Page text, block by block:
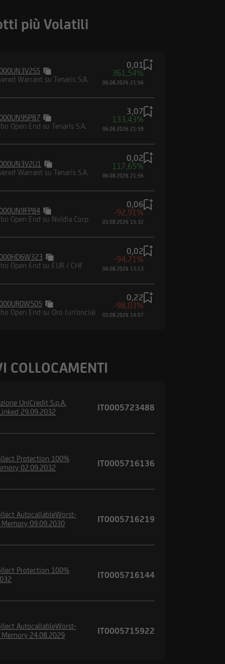
più Volatili
Warrant su Tenaris S.A.
0,01
361,54%
06.08.2026 21:56
Open End su Tenaris S.A.
3,07
133,43%
06.08.2026 21:59
Warrant su Tenaris S.A.
0,02
117,65%
06.08.2026 21:56
Open End su Nvidia Corp.
0,06
-92,91%
05.08.2026 15:32
Open End su EUR / CHF
0,02
-94,71%
06.08.2026 13:13
Open End su Oro (un'oncia)
0,22
-98,03%
05.08.2026 14:07
COLLOCAMENTI
UniCredit S.p.A.
29.09.2032
IT0005723488
Protection 100%
02.09.2032
IT0005716136
AutocallableWorst-
09.09.2030
IT0005716219
Protection 100%
IT0005716144
AutocallableWorst-
24.08.2029
IT0005715922
né
o negli Altri
la definizione
UniCredit Bank
Monaco,
della Banca
Financial
Nazionale per le
da Banca
Financial
le condizioni e
né di trovarmi
di non essere né
a non
Altri Paesi